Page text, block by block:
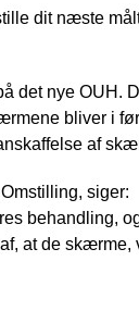
dit næste
det nye OUH.
bliver i
af
siger:
behandling,
at de skærme,